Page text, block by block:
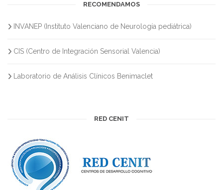
RECOMENDAMOS
INVANEP (Instituto Valenciano de Neurología pediátrica)
CIS (Centro de Integración Sensorial Valencia)
Laboratorio de Análisis Clínicos Benimaclet
RED CENIT